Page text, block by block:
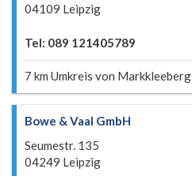
04109 Leipzig
Tel: 089 121405789
7 km Umkreis von Markkleeberg
Bowe & Vaal GmbH
Seumestr. 135
04249 Leipzig